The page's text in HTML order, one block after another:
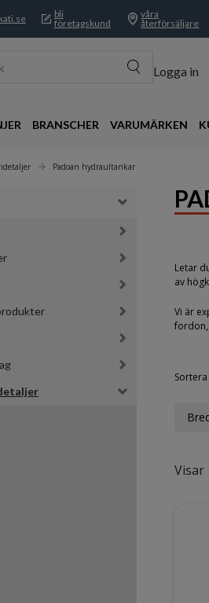
bli
företagskund
våra
återförsäljare
Logga in
BRANSCHER VARUMÄRKEN
Padoan hydraultankar
Letar
av
Vi är
Visar